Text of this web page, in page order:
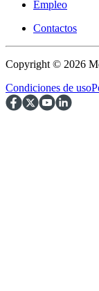
Empleo
Contactos
Copyright © 2026
Condiciones de uso